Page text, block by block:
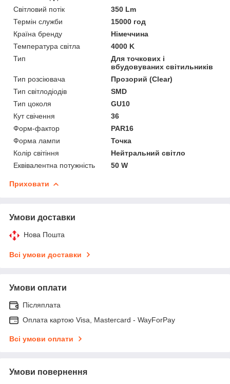
Світловий потік
350 Lm
Термін служби
15000 год
Країна бренду
Німеччина
Температура світла
4000 K
Тип
Для точкових і
вбудовуваних світильників
Тип розсіювача
Прозорий (Clear)
Тип світлодіодів
SMD
Тип цоколя
GU10
Кут свічення
36
Форм-фактор
PAR16
Форма лампи
Точка
Колір світіння
Нейтральний світло
Еквівалентна потужність
50 W
Приховати
Умови доставки
Нова Пошта
Всі умови доставки
Умови оплати
Післяплата
Оплата картою Visa, Mastercard - WayForPay
Всі умови оплати
Умови повернення